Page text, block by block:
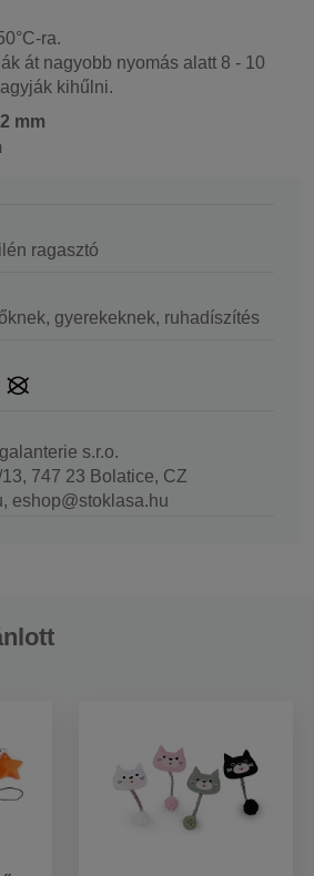
ra.
át nagyobb nyomás alatt 8 - 10
kihűlni.
mm
ragasztó
gyerekeknek, ruhadíszítés
s.r.o.
747 23 Bolatice, CZ
eshop@stoklasa.hu